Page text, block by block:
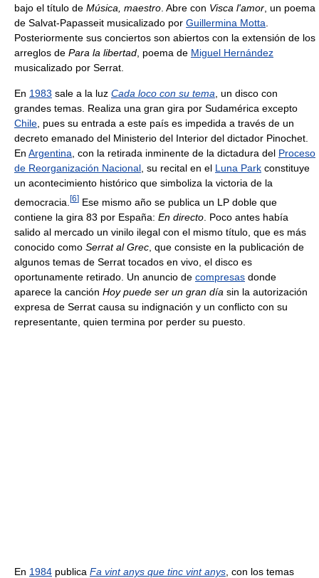
bajo el título de Música, maestro . Abre con Visca l'amor , un poema
de Salvat-Papasseit musicalizado por Guillermina Motta
Posteriormente sus conciertos son abiertos con la extensión de los
arreglos de Para la libertad , poema de Miguel Hernández
musicalizado por Serrat.
En 1983 sale a la luz Cada loco con su tema , un disco con
grandes temas. Realiza una gran gira por Sudamérica excepto
Chile , pues su entrada a este país es impedida a través de un
decreto emanado del Ministerio del Interior del dictador Pinochet.
En Argentina , con la retirada inminente de la dictadura del Proceso
de Reorganización Nacional , su recital en el Luna Park constituye
un acontecimiento histórico que simboliza la victoria de la
democracia. [6] Ese mismo año se publica un LP doble que
contiene la gira 83 por España: En directo . Poco antes había
salido al mercado un vinilo ilegal con el mismo título, que es más
conocido como Serrat al Grec , que consiste en la publicación de
algunos temas de Serrat tocados en vivo, el disco es
oportunamente retirado. Un anuncio de compresas donde
aparece la canción Hoy puede ser un gran día sin la autorización
expresa de Serrat causa su indignación y un conflicto con su
representante, quien termina por perder su puesto.
En 1984 publica Fa vint anys que tinc vint anys , con los temas